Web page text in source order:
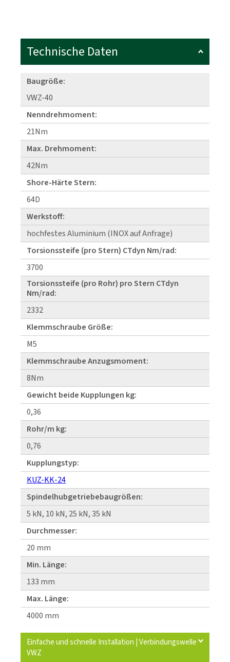
Technische Daten
Baugröße:
VWZ-40
Nenndrehmoment:
21Nm
Max. Drehmoment:
42Nm
Shore-Härte Stern:
64D
Werkstoff:
hochfestes Aluminium (INOX auf Anfrage)
Torsionssteife (pro Stern) CTdyn Nm/rad:
3700
Torsionssteife (pro Rohr) pro Stern CTdyn
Nm/rad:
2332
Klemmschraube Größe:
M5
Klemmschraube Anzugsmoment:
8Nm
Gewicht beide Kupplungen kg:
0,36
Rohr/m kg:
0,76
Kupplungstyp:
KUZ-KK-24
Spindelhubgetriebebaugrößen:
5 kN, 10 kN, 25 kN, 35 kN
Durchmesser:
20 mm
Min. Länge:
133 mm
Max. Länge:
4000 mm
Einfache und schnelle Installation | Verbindungswelle
VWZ